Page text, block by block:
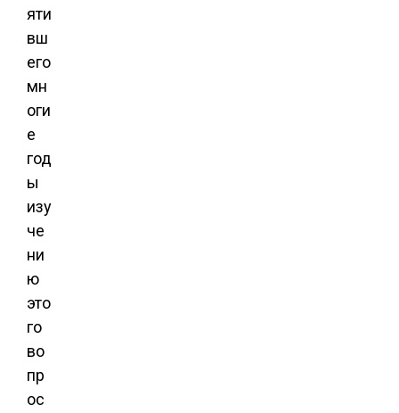
яти
вш
его
мн
оги
е
год
ы
изу
че
ни
ю
это
го
во
пр
ос